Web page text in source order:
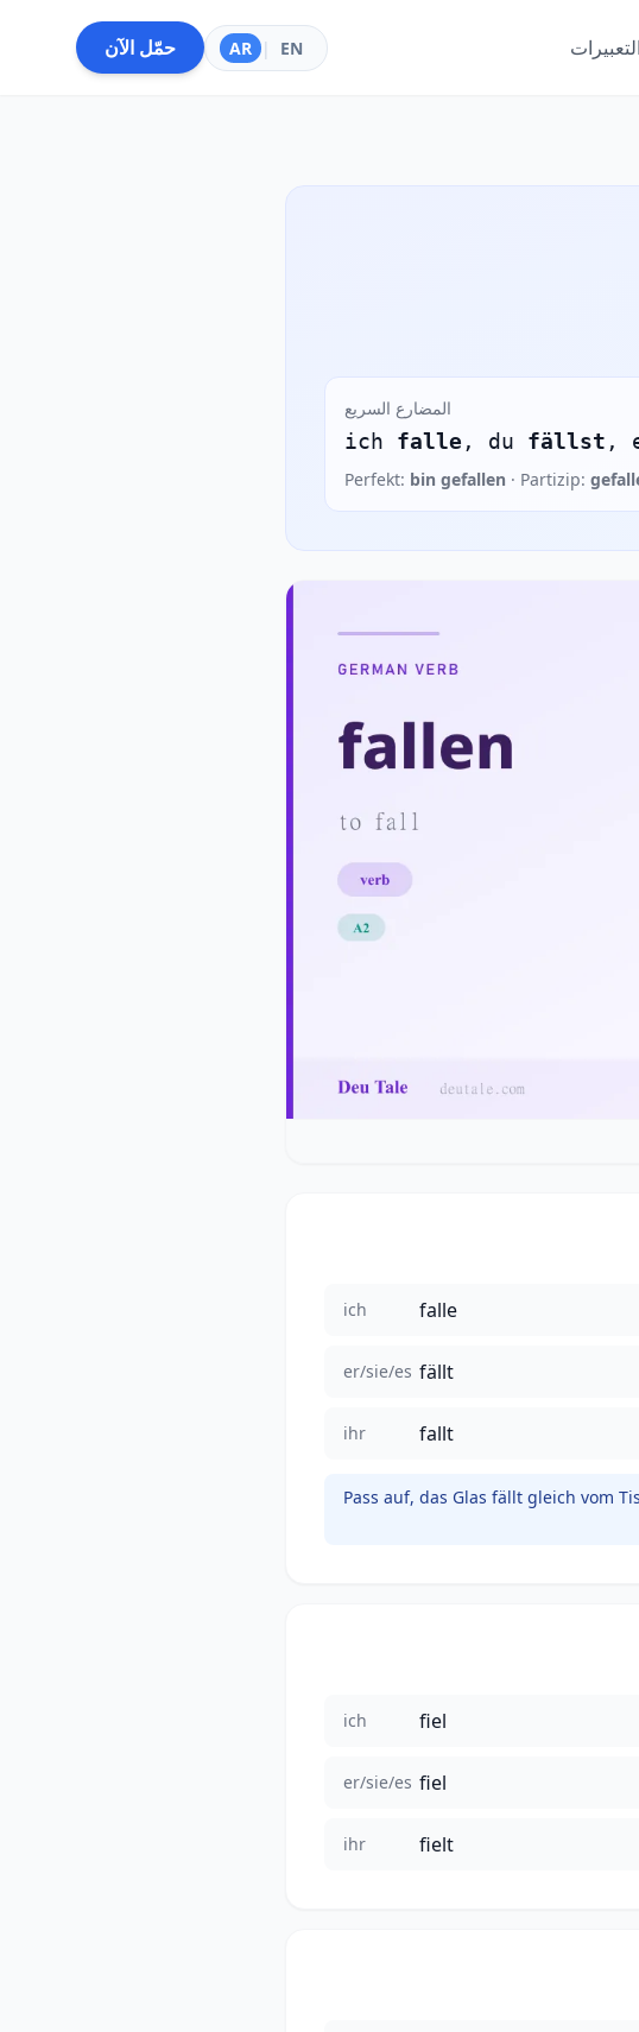
التعبيرات EN
|
AR حمّل الآن
المضارع السريع
ich falle , du fällst ,
Perfekt: bin gefallen · Partizip:
ich falle
er/sie/es fällt
ihr fallt
Pass auf, das Glas fällt gleich vom
ich fiel
er/sie/es fiel
ihr fielt